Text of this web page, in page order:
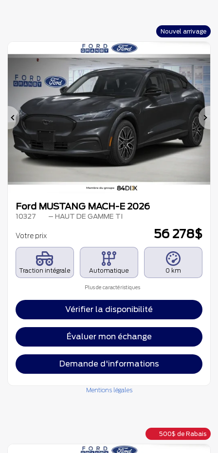
Nouvel arrivage
Précédent
Ford MUSTANG MACH-E 2026
10327 – HAUT DE GAMME TI
Votre prix 56 278$
Traction intégrale Automatique 0 km
Plus de caractéristiques
Vérifier la disponibilité
Évaluer mon échange
Demande d'informations
Mentions légales
500$ de Rabais